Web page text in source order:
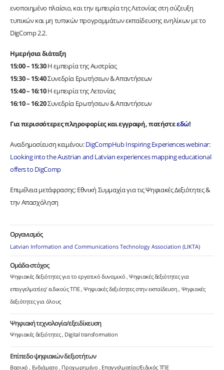
ενοποιημένο πλαίσιο, και την εμπειρία της Λετονίας στη σύζευξη
τυπικών και μη τυπικών προγραμμάτων εκπαίδευσης ενηλίκων με το
DigComp 2.2.
Ημερήσια διάταξη
15:00 – 15:30Η εμπειρία της Αυστρίας
15:30 – 15:40Συνεδρία Ερωτήσεων & Απαντήσεων
15:40 – 16:10Η εμπειρία της Λετονίας
16:10 – 16:20Συνεδρία Ερωτήσεων & Απαντήσεων
Για περισσότερες πληροφορίες και εγγραφή, πατήστεεδώ!
Αναδημοσίευση κειμένου:DigCompHub Inspiring Experiences webinar:
Looking into the Austrian and Latvian experiences mapping educational
offers to DigComp
Επιμέλεια μετάφρασης: Εθνική Συμμαχία για τις Ψηφιακές Δεξιότητες &
την Απασχόληση
Οργανισμός
Latvian Information and Communications Technology Association (LIKTA)
Ομάδα-στόχος
Ψηφιακές δεξιότητες για το εργατικό δυναμικό Ψηφιακές δεξιότητες για
επαγγελματίες/ ειδικούς ΤΠΕ Ψηφιακές δεξιότητες στην εκπαίδευση Ψηφιακές
δεξιότητες για όλους
Ψηφιακή τεχνολογία/εξειδίκευση
Ψηφιακές δεξιότητες Digital transformation
Επίπεδο ψηφιακών δεξιοτήτων
Βασικό Ενδιάμεσο Προχωρημένο Επαγγελματίας/Ειδικός ΤΠΕ